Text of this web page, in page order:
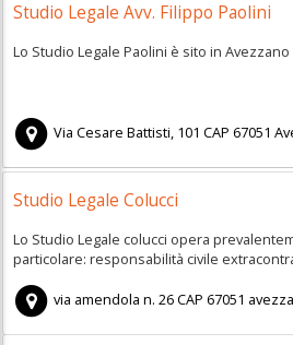
Studio Legale Avv. Filippo Paolini
Lo Studio Legale Paolini è sito in Avezzano
Via Cesare Battisti, 101 CAP 67051
Studio Legale Colucci
Lo Studio Legale colucci opera
particolare: responsabilità civile
via amendola n. 26CAP 67051